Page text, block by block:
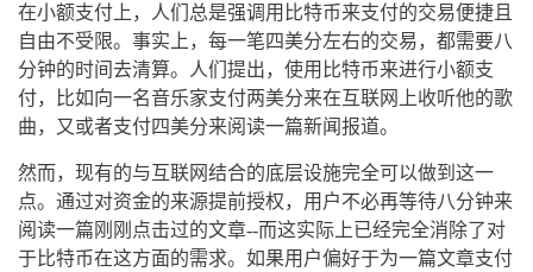
在小额支付上，人们总是强调用比特币来支付的交易便捷且
自由不受限。事实上，每一笔四美分左右的交易，都需要八
分钟的时间去清算。人们提出，使用比特币来进行小额支
付，比如向一名音乐家支付两美分来在互联网上收听他的歌
曲，又或者支付四美分来阅读一篇新闻报道。
然而，现有的与互联网结合的底层设施完全可以做到这一
点。通过对资金的来源提前授权，用户不必再等待八分钟来
阅读一篇刚刚点击过的文章--而这实际上已经完全消除了对
于比特币在这方面的需求。如果用户偏好于为一篇文章支付